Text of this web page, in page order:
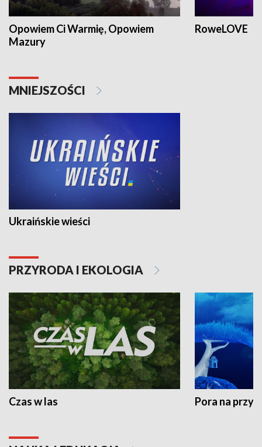
Opowiem Ci Warmię, Opowiem
Mazury
RoweLOVE
MNIEJSZOŚCI
Ukraińskie wieści
PRZYRODA I EKOLOGIA
Czas w las Pora na